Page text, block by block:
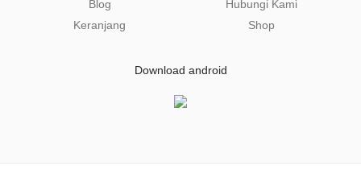
Blog
Keranjang
Hubungi Kami
Shop
Download android